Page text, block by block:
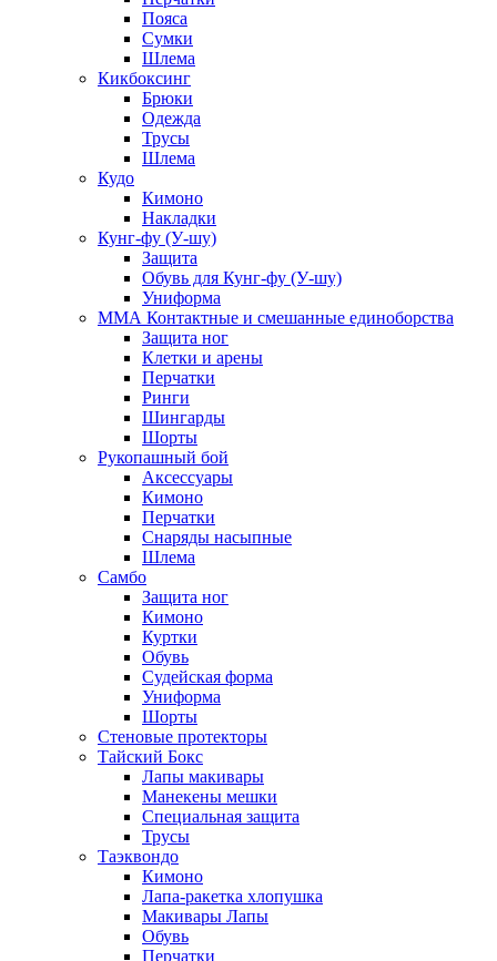
Пояса
Сумки
Шлема
Кикбоксинг
Брюки
Одежда
Трусы
Шлема
Кудо
Кимоно
Накладки
Кунг-фу (У-шу)
Защита
Обувь для Кунг-фу (У-шу)
Униформа
ММА Контактные и смешанные единоборства
Защита ног
Клетки и арены
Перчатки
Ринги
Шингарды
Шорты
Рукопашный бой
Аксессуары
Кимоно
Перчатки
Снаряды насыпные
Шлема
Самбо
Защита ног
Кимоно
Куртки
Обувь
Судейская форма
Униформа
Шорты
Стеновые протекторы
Тайский Бокс
Лапы макивары
Манекены мешки
Специальная защита
Трусы
Таэквондо
Кимоно
Лапа-ракетка хлопушка
Макивары Лапы
Обувь
Перчатки